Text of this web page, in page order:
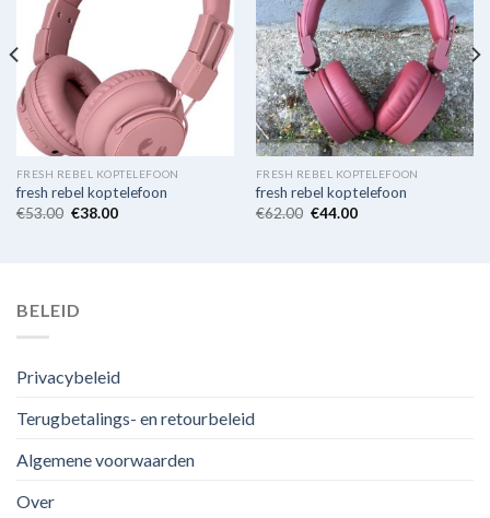
FRESH REBEL KOPTELEFOON
fresh rebel koptelefoon
€53.00 €38.00
FRESH REBEL KOPTELEFOON
fresh rebel koptelefoon
€62.00 €44.00
BELEID
Privacybeleid
Terugbetalings- en retourbeleid
Algemene voorwaarden
Over